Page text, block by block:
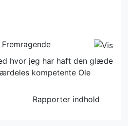
Fremragende
hvor jeg har haft den glæde
kompetente Ole
Rapporter indhold